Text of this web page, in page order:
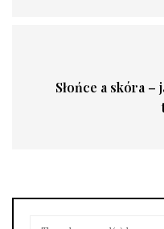
Słońce a skóra –